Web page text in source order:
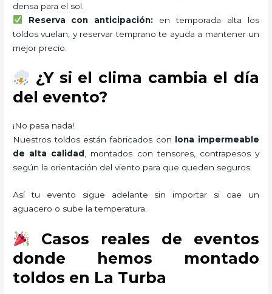
densa para el sol.
Reserva con anticipación: en temporada alta los
toldos vuelan, y reservar temprano te ayuda a mantener un
mejor precio.
¿Y si el clima cambia el día
del evento?
¡No pasa nada!
Nuestros toldos están fabricados con
lona impermeable
de alta calidad , montados con tensores, contrapesos y
según la orientación del viento para que queden seguros.
Así tu evento sigue adelante sin importar si cae un
aguacero o sube la temperatura.
Casos reales de eventos
donde hemos montado
toldos en La Turba